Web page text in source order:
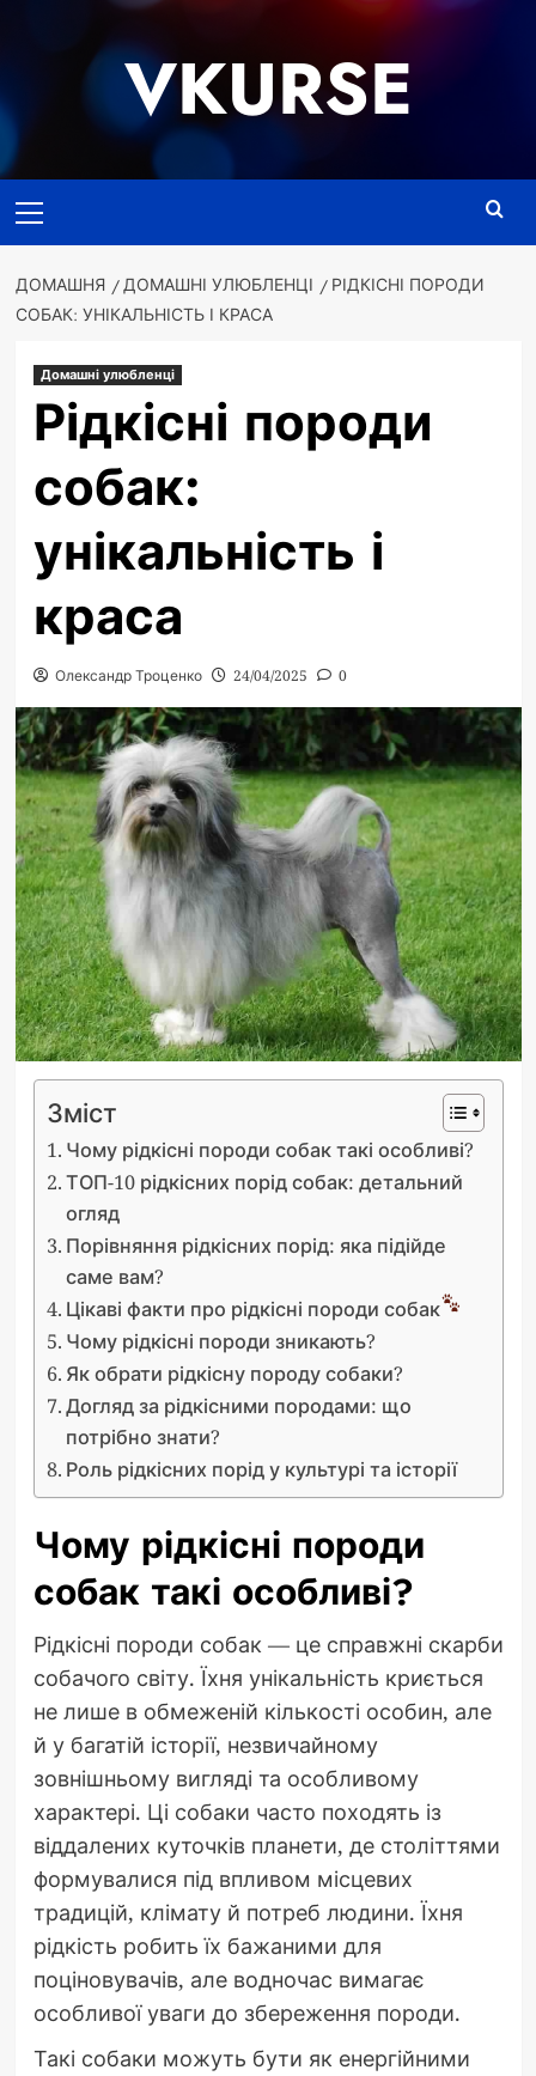
VKURSE
меню
ДОМАШНЯ ДОМАШНІ УЛЮБЛЕНЦІ
РІДКІСНІ ПОРОДИ
СОБАК: УНІКАЛЬНІСТЬ І КРАСА
Домашні улюбленці
Рідкісні породи
собак:
унікальність і
краса
Олександр Троценко 24/04/2025 0
Зміст
Чому рідкісні породи собак такі особливі?
ТОП-10 рідкісних порід собак: детальний
огляд
Порівняння рідкісних порід: яка підійде
саме вам?
Цікаві факти про рідкісні породи собак
Чому рідкісні породи зникають?
Як обрати рідкісну породу собаки?
Догляд за рідкісними породами: що
потрібно знати?
Роль рідкісних порід у культурі та історії
Чому рідкісні породи
собак такі особливі?
Рідкісні породи собак — це справжні скарби
собачого світу. Їхня унікальність криється
не лише в обмеженій кількості особин, але
й у багатій історії, незвичайному
зовнішньому вигляді та особливому
характері. Ці собаки часто походять із
віддалених куточків планети, де століттями
формувалися під впливом місцевих
традицій, клімату й потреб людини. Їхня
рідкість робить їх бажаними для
поціновувачів, але водночас вимагає
особливої уваги до збереження породи.
Такі собаки можуть бути як енергійними